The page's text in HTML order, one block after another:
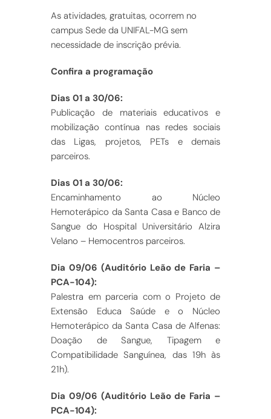
As atividades, gratuitas, ocorrem no
campus Sede da UNIFAL-MG sem
necessidade de inscrição prévia.
Confira a programação
Dias 01 a 30/06:
Publicação de materiais educativos e
mobilização contínua nas redes sociais
das Ligas, projetos, PETs e demais
parceiros.
Dias 01 a 30/06:
Encaminhamento ao Núcleo
Hemoterápico da Santa Casa e Banco de
Sangue do Hospital Universitário Alzira
Velano – Hemocentros parceiros.
Dia 09/06 (Auditório Leão de Faria –
PCA-104):
Palestra em parceria com o Projeto de
Extensão Educa Saúde e o Núcleo
Hemoterápico da Santa Casa de Alfenas:
Doação de Sangue, Tipagem e
Compatibilidade Sanguínea, das 19h às
21h).
Dia 09/06 (Auditório Leão de Faria –
PCA-104):